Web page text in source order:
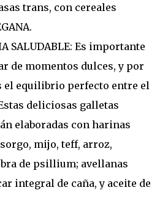
trans, con cereales
SALUDABLE: Es importante
de momentos dulces, y por
el equilibrio perfecto entre el
deliciosas galletas
elaboradas con harinas
mijo, teff, arroz,
de psillium; avellanas
integral de caña, y aceite de